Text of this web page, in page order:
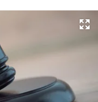
Развернуть